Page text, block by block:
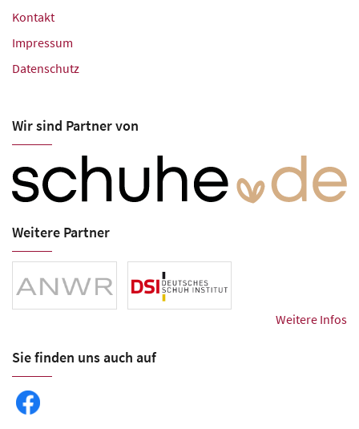
Kontakt
Impressum
Datenschutz
Wir sind Partner von
Weitere Partner
Weitere Infos
Sie finden uns auch auf